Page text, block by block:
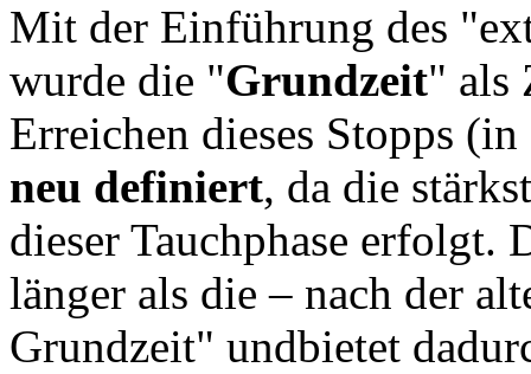
Mit der Einführung des
wurde die "Grundzeit" als
Erreichen dieses Stopps
neu definiert, da die
dieser Tauchphase
länger als die – nach der
Grundzeit" undbietet